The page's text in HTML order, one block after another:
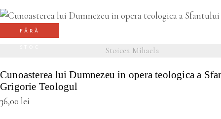
FĂRĂ
Stoicea Mihaela
Cunoasterea lui Dumnezeu in opera teologica a
Grigorie Teologul
36,00 lei